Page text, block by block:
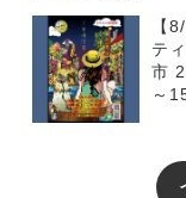
【
テ
市
～